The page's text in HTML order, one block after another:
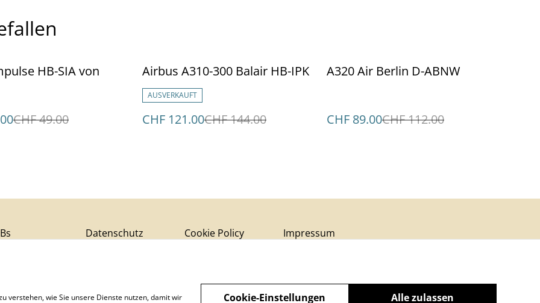
HB-SIA von
CHF 49.00
%
Airbus A310-300 Balair HB-IPK
AUSVERKAUFT
CHF 121.00CHF 144.00
%
A320 Air Berlin D-ABNW
CHF 89.00CHF 112.00
Datenschutz Cookie Policy Impressum
verstehen, wie Sie unsere Dienste nutzen, damit wir
Alle zulassen
Cookie-Einstellungen